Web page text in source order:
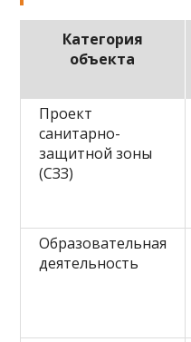
Категория
объекта
Проект
санитарно-
защитной зоны
(СЗЗ)
Образовательная
деятельность